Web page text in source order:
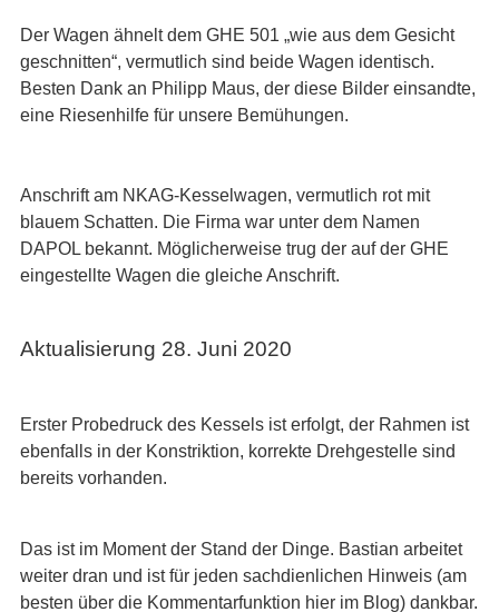
Der Wagen ähnelt dem GHE 501 „wie aus dem Gesicht
geschnitten“, vermutlich sind beide Wagen identisch.
Besten Dank an Philipp Maus, der diese Bilder einsandte,
eine Riesenhilfe für unsere Bemühungen.
Anschrift am NKAG-Kesselwagen, vermutlich rot mit
blauem Schatten. Die Firma war unter dem Namen
DAPOL bekannt. Möglicherweise trug der auf der GHE
eingestellte Wagen die gleiche Anschrift.
Aktualisierung 28. Juni 2020
Erster Probedruck des Kessels ist erfolgt, der Rahmen ist
ebenfalls in der Konstriktion, korrekte Drehgestelle sind
bereits vorhanden.
Das ist im Moment der Stand der Dinge. Bastian arbeitet
weiter dran und ist für jeden sachdienlichen Hinweis (am
besten über die Kommentarfunktion hier im Blog) dankbar.